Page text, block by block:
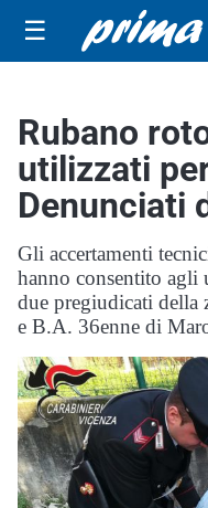
☰
Rubano
utilizzati
Denunciati
Gli accertamenti
hanno consentito agli
due pregiudicati della
e B.A. 36enne di